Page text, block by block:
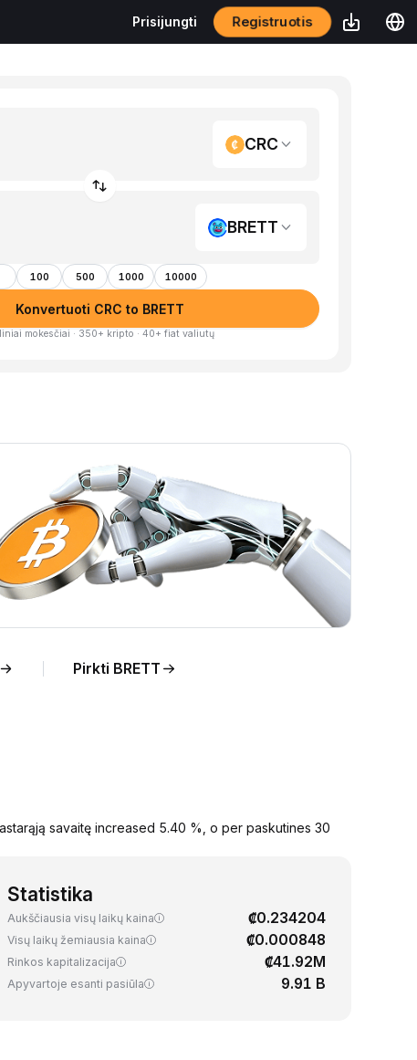
Prisijungti Registruotis
CRC
BRETT
100 500 1000 10000
Konvertuoti CRC to BRETT
mokesčiai · 350+ kripto · 40+ fiat valiutų
Pirkti BRETT
savaitę increased 5.40 %, o per paskutines 30
Statistika
Aukščiausia visų laikų kaina ₡0.234204
Visų laikų žemiausia kaina ₡0.000848
Rinkos kapitalizacija ₡41.92M
Apyvartoje esanti pasiūla 9.91 B